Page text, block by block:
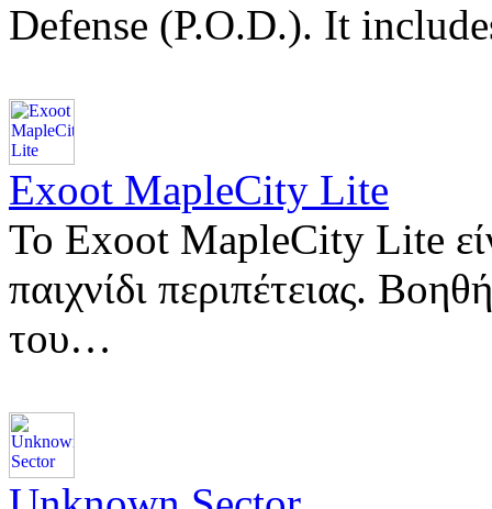
Defense (P.O.D.). It
Exoot MapleCity Lite
Το Exoot MapleCity Lite
παιχνίδι περιπέτειας.
του…